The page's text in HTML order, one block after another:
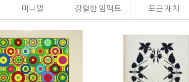
미니멀 강렬한 임팩트 포근 재치